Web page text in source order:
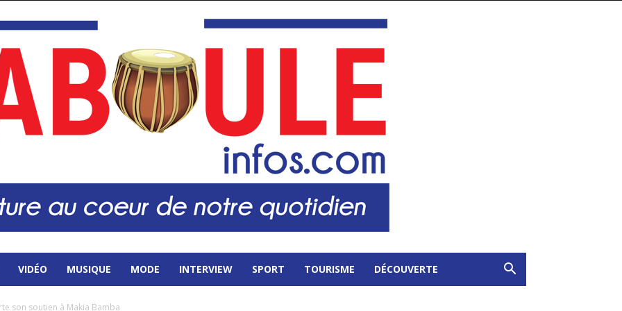
VIDÉO MUSIQUE MODE INTERVIEW SPORT TOURISME DÉCOUVERTE
son soutien à Makia Bamba